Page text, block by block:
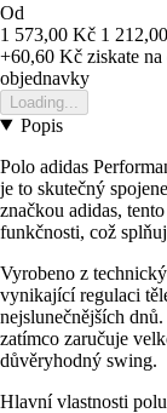
Od
1 573,00 Kč 1
+60,60 Kč ziskate
objednavky
Loading...
Popis
Polo adidas
je to skutečný
značkou adidas,
funkčnosti, což
Vyrobeno z
vynikající regulaci
nejslunečnějších
zatímco zaručuje
důvěryhodný swing.
Hlavní vlastnosti